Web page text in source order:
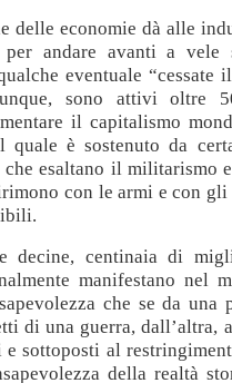
delle economie dà alle
per andare avanti a vele
eventuale “cessate
sono attivi oltre
il capitalismo
è sostenuto da
che esaltano il militarismo
con le armi e con gli
decine, centinaia di
manifestano nel
che se da una
di una guerra, dall’altra,
e sottoposti al
della realtà